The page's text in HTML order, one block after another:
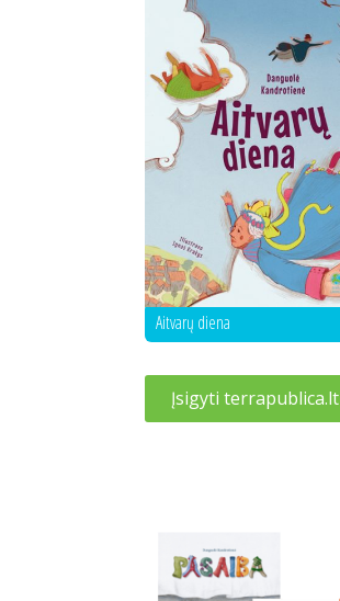
Aitvarų diena
Įsigyti terrapublica.lt